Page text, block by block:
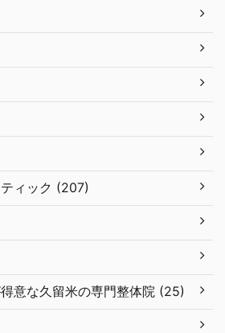
ィック (207)
意な久留米の専門整体院 (25)